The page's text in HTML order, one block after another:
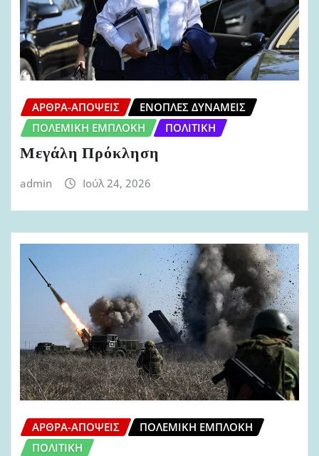
ΆΡΘΡΑ-ΑΠΌΨΕΙΣ
ΈΝΟΠΛΕΣ ΔΥΝΆΜΕΙΣ
ΠΟΛΕΜΙΚΉ ΕΜΠΛΟΚΉ
ΠΟΛΙΤΙΚΉ
Μεγάλη Πρόκληση
admin Ιούλ 24, 2026
ΆΡΘΡΑ-ΑΠΌΨΕΙΣ
ΠΟΛΕΜΙΚΉ ΕΜΠΛΟΚΉ
ΠΟΛΙΤΙΚΉ